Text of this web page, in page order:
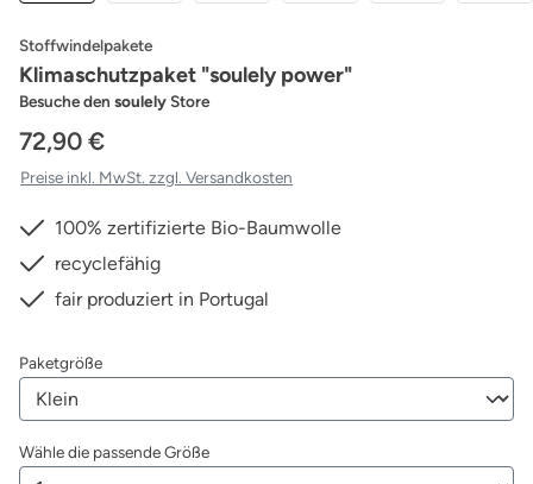
Stoffwindelpakete
Klimaschutzpaket "soulely power"
Besuche den soulelyStore
72,90 €
Preise inkl. MwSt. zzgl. Versandkosten
100% zertifizierte Bio-Baumwolle
recyclefähig
fair produziert in Portugal
Paketgrößeauswählen
Wähle die passende Größeauswählen